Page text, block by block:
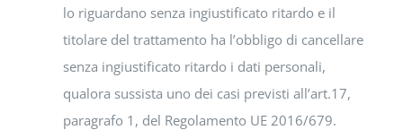
lo riguardano senza ingiustificato ritardo e il
titolare del trattamento ha l’obbligo di cancellare
senza ingiustificato ritardo i dati personali,
qualora sussista uno dei casi previsti all’art.17,
paragrafo 1, del Regolamento UE 2016/679.